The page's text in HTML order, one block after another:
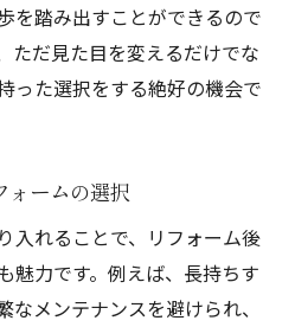
を踏み出すことができるので
ただ見た目を変えるだけでな
った選択をする絶好の機会で
ォームの選択
入れることで、リフォーム後
魅力です。例えば、長持ちす
メンテナンスを避けられ、